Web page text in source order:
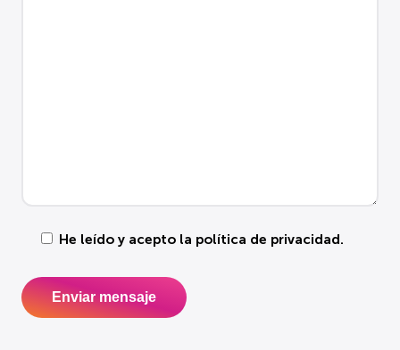
He leído y acepto la política de privacidad.